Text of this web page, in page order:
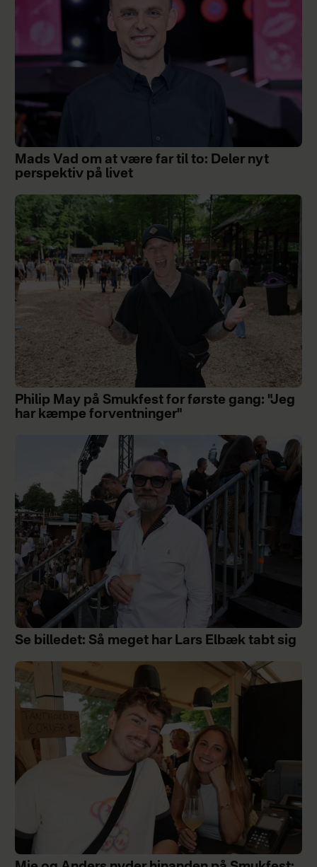
Mads Vad om at være far til to: Deler nyt
perspektiv på livet
Philip May på Smukfest for første gang: "Jeg
har kæmpe forventninger"
Se billedet: Så meget har Lars Elbæk tabt sig